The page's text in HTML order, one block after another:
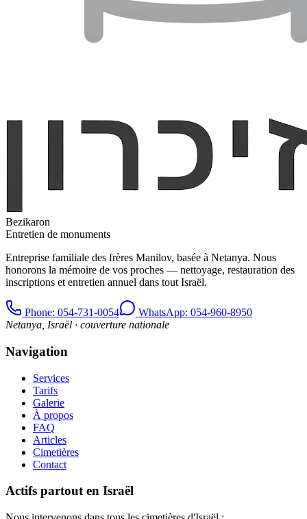
Bezikaron
Entretien de monuments
Entreprise familiale des frères Manilov, basée à Netanya. Nous
honorons la mémoire de vos proches — nettoyage, restauration des
inscriptions et entretien annuel dans tout Israël.
Phone: 054-731-0054
WhatsApp: 054-960-8950
Netanya, Israël · couverture nationale
Navigation
Services
Tarifs
Galerie
À propos
FAQ
Articles
Cimetières
Contact
Actifs partout en Israël